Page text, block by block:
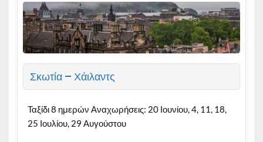
Σκωτία – Χάιλαντς
Ταξίδι 8 ημερών Αναχωρήσεις: 20 Ιουνίου, 4, 11, 18,
25 Ιουλίου, 29 Αυγούστου